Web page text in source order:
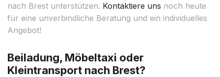
nach Brest unterstützen. Kontaktiere uns noch heute
für eine unverbindliche Beratung und ein individuelles
Angebot!
Beiladung, Möbeltaxi oder
Kleintransport nach Brest?